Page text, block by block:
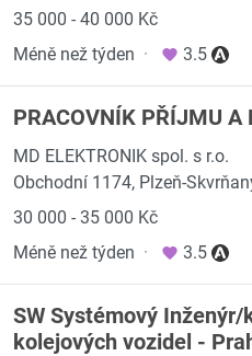
35 000 - 40 000 Kč
Méně než týden · 3.5
PRACOVNÍK PŘÍJMU A
MD ELEKTRONIK spol. s r.o.
Obchodní 1174, Plzeň-
30 000 - 35 000 Kč
Méně než týden · 3.5
SW Systémový
kolejových vozidel -